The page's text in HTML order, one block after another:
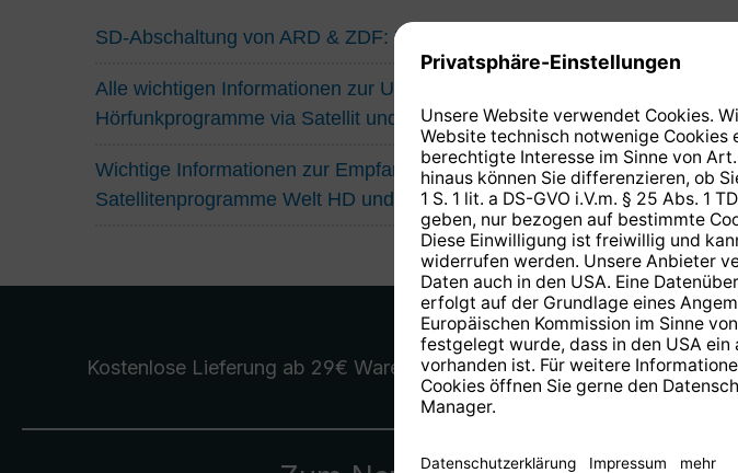
SD-Abschaltung von ARD & ZDF: Das müssen Sie wissen
Alle wichtigen Informationen zur Umstellung der ARD-
Hörfunkprogramme via Satellit und Kabel
Wichtige Informationen zur Empfangssituation der
Satellitenprogramme Welt HD und Eurosport HD
Kostenlose Lieferung ab 29€ Warenwert 14 Tage